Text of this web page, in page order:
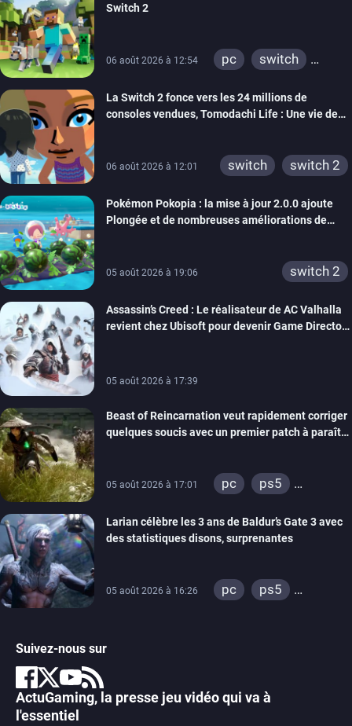
Switch 2
06 août 2026 à 12:54 pc
switch
xbox one
wiiu
3ds
ps3
switch 2
La Switch 2 fonce vers les 24 millions de
consoles vendues, Tomodachi Life : Une vie de
06 août 2026 à 12:01 switch switch 2
Pokémon Pokopia : la mise à jour 2.0.0 ajoute
Plongée et de nombreuses améliorations de
05 août 2026 à 19:06 switch 2
Assassin’s Creed : Le réalisateur de AC Valhalla
revient chez Ubisoft pour devenir Game Director
05 août 2026 à 17:39
Beast of Reincarnation veut rapidement corriger
quelques soucis avec un premier patch à paraître
05 août 2026 à 17:01 pc
ps5
Larian célèbre les 3 ans de Baldur’s Gate 3 avec
des statistiques disons, surprenantes
05 août 2026 à 16:26 pc
ps5
Suivez-nous sur
ActuGaming, la presse jeu vidéo qui va à
l'essentiel